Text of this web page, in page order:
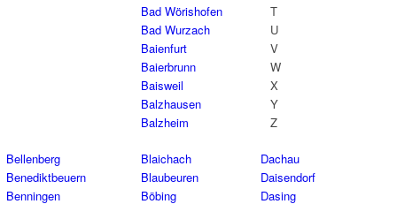
Bad Wörishofen
Bad Wurzach
Baienfurt
Baierbrunn
Baisweil
Balzhausen
Balzheim
Bellenberg
Benediktbeuern
Benningen
Blaichach
Blaubeuren
Böbing
Dachau
Daisendorf
Dasing
T
U
V
W
X
Y
Z